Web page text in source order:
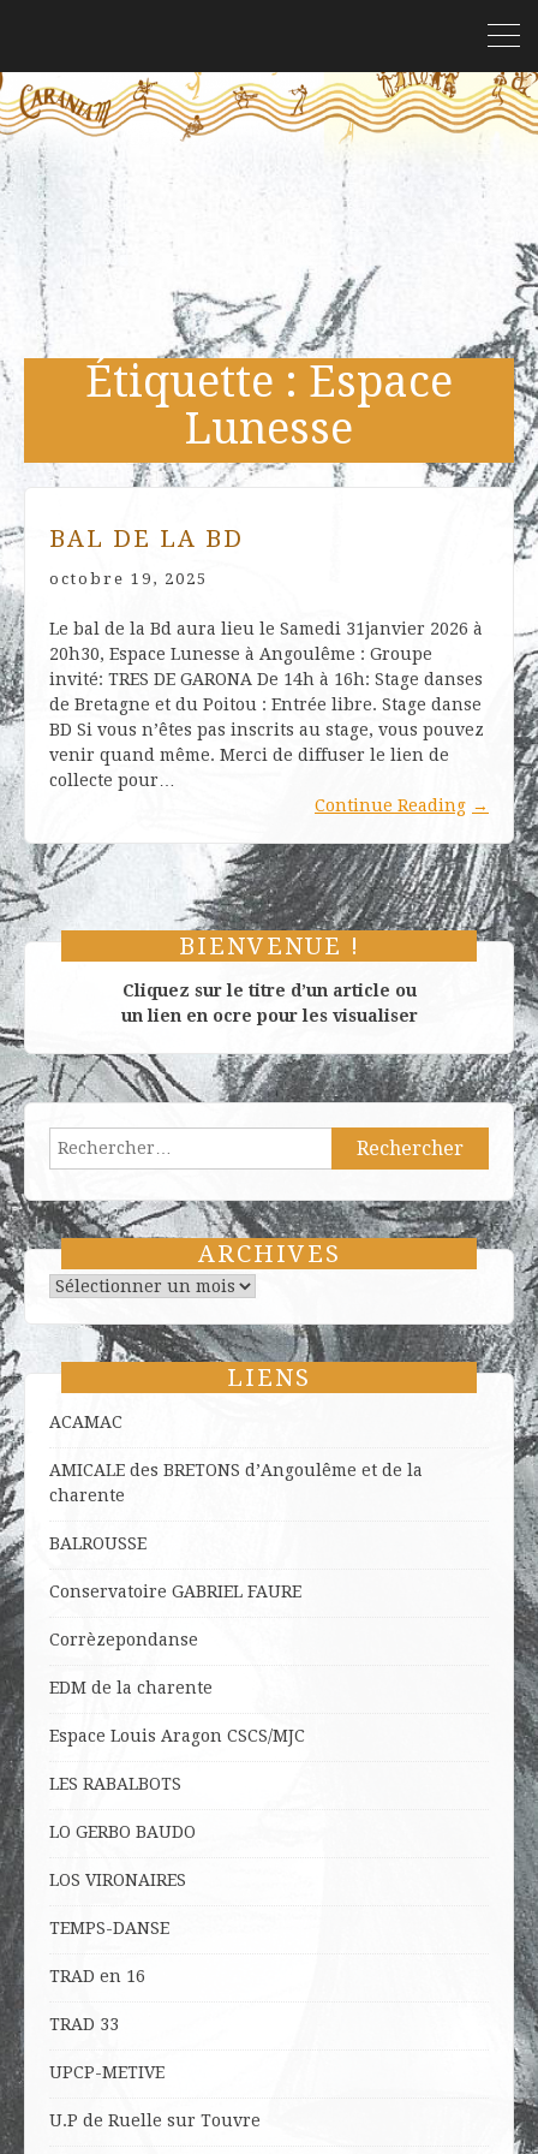
Étiquette : Espace
Lunesse
BAL DE LA BD
octobre 19, 2025
Le bal de la Bd aura lieu le Samedi 31janvier 2026 à
20h30, Espace Lunesse à Angoulême : Groupe
invité: TRES DE GARONA De 14h à 16h: Stage danses
de Bretagne et du Poitou : Entrée libre. Stage danse
BD Si vous n’êtes pas inscrits au stage, vous pouvez
venir quand même. Merci de diffuser le lien de
collecte pour…
Continue Reading →
BIENVENUE !
Cliquez sur le titre d’un article ou
un lien en ocre pour les visualiser
Rechercher :
ARCHIVES
Archives
LIENS
ACAMAC
AMICALE des BRETONS d’Angoulême et de la
charente
BALROUSSE
Conservatoire GABRIEL FAURE
Corrèzepondanse
EDM de la charente
Espace Louis Aragon CSCS/MJC
LES RABALBOTS
LO GERBO BAUDO
LOS VIRONAIRES
TEMPS-DANSE
TRAD en 16
TRAD 33
UPCP-METIVE
U.P de Ruelle sur Touvre